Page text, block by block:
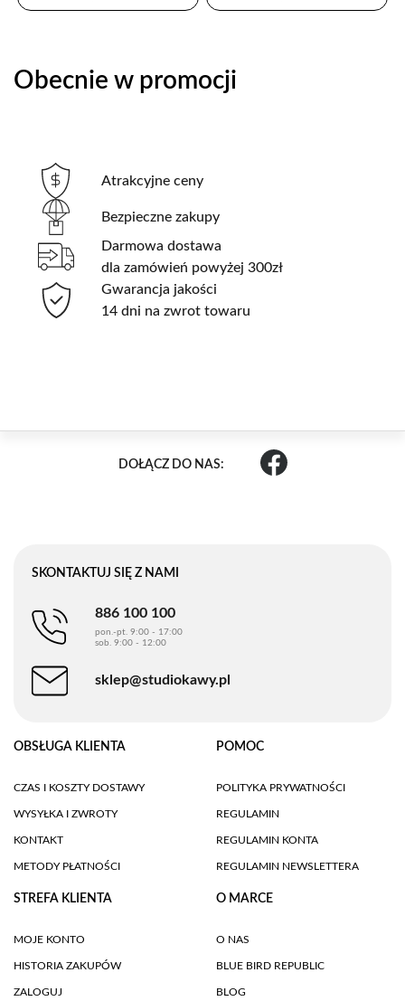
Obecnie w promocji
Atrakcyjne ceny
Bezpieczne zakupy
Darmowa dostawa
dla zamówień powyżej 300zł
Gwarancja jakości
14 dni na zwrot towaru
DOŁĄCZ DO NAS:
SKONTAKTUJ SIĘ Z NAMI
886 100 100
pon.-pt. 9:00 - 17:00
sob. 9:00 - 12:00
sklep@studiokawy.pl
OBSŁUGA KLIENTA
CZAS I KOSZTY DOSTAWY
WYSYŁKA I ZWROTY
KONTAKT
METODY PŁATNOŚCI
POMOC
POLITYKA PRYWATNOŚCI
REGULAMIN
REGULAMIN KONTA
REGULAMIN NEWSLETTERA
STREFA KLIENTA
MOJE KONTO
HISTORIA ZAKUPÓW
ZALOGUJ
O MARCE
O NAS
BLUE BIRD REPUBLIC
BLOG